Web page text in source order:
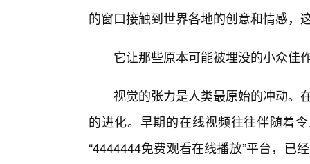
的窗口接触到世界各地的创意和情感，
它让那些原本可能被埋没的小众佳
视觉的张力是人类最原始的冲动。
的进化。早期的在线视频往往伴随着
“4444444免费观看在线播放”平台，已